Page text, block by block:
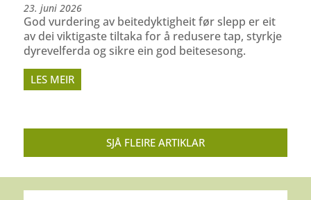
23. juni 2026
God vurdering av beitedyktigheit før slepp er eit
av dei viktigaste tiltaka for å redusere tap, styrkje
dyrevelferda og sikre ein god beitesesong.
LES MEIR
SJÅ FLEIRE ARTIKLAR